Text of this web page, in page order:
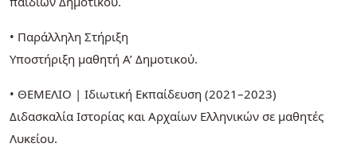
• Παράλληλη Στήριξη
Υποστήριξη μαθητή Α’ Δημοτικού.
• ΘΕΜΕΛΙΟ | Ιδιωτική Εκπαίδευση (2021–2023)
Διδασκαλία Ιστορίας και Αρχαίων Ελληνικών σε μαθητές
Λυκείου.